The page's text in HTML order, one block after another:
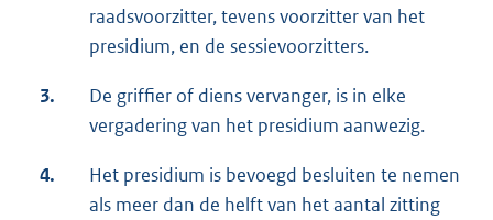
raadsvoorzitter, tevens voorzitter van het
presidium, en de sessievoorzitters.
3.
De griffier of diens vervanger, is in elke
vergadering van het presidium aanwezig.
4.
Het presidium is bevoegd besluiten te nemen
als meer dan de helft van het aantal zitting